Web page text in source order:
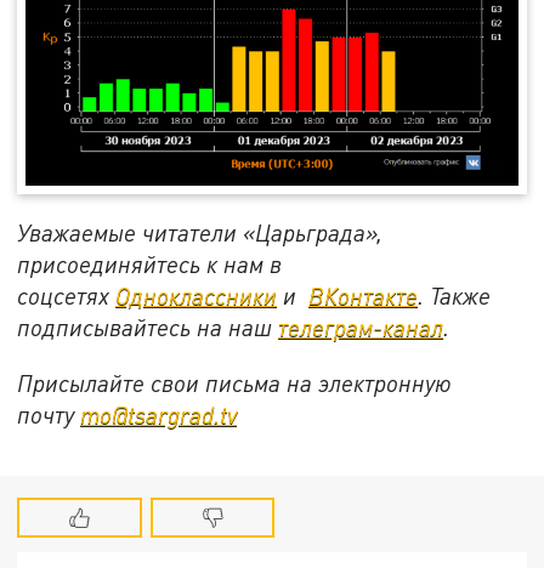
Уважаемые читатели «Царьграда»,
присоединяйтесь к нам в
соцсетях Одноклассники и ВКонтакте. Также
подписывайтесь на наш телеграм-канал.
Присылайте свои письма на электронную
почту mo@tsargrad.tv